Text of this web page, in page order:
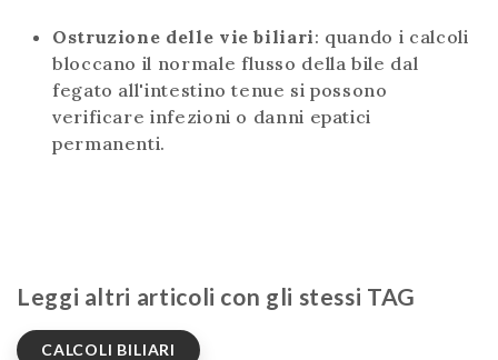
Ostruzione delle vie biliari: quando i calcoli
bloccano il normale flusso della bile dal
fegato all'intestino tenue si possono
verificare infezioni o danni epatici
permanenti.
Leggi altri articoli con gli stessi TAG
CALCOLI BILIARI